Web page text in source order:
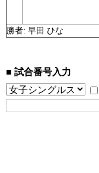
勝者: 早田 ひな
試合番号入力